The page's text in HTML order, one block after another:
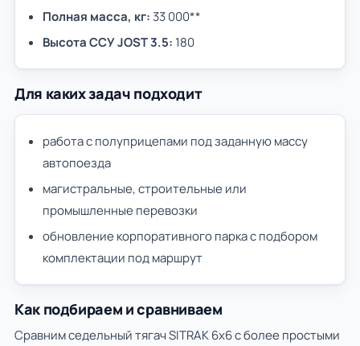
Полная масса, кг: 33 000**
Высота ССУ JOST 3.5: 180
Для каких задач подходит
работа с полуприцепами под заданную массу
автопоезда
магистральные, строительные или
промышленные перевозки
обновление корпоративного парка с подбором
комплектации под маршрут
Как подбираем и сравниваем
Сравним седельный тягач SITRAK 6х6 с более простыми